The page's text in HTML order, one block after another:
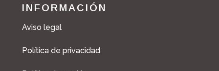
INFORMACIÓN
Aviso legal
Política de privacidad